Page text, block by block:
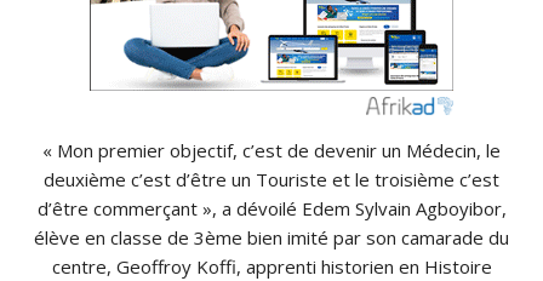
« Mon premier objectif, c’est de devenir un Médecin, le
deuxième c’est d’être un Touriste et le troisième c’est
d’être commerçant », a dévoilé Edem Sylvain Agboyibor,
élève en classe de 3ème bien imité par son camarade du
centre, Geoffroy Koffi, apprenti historien en Histoire